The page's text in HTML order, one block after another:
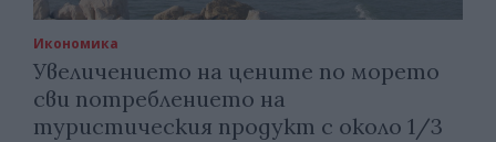
Икономика
Увеличението на цените по морето
сви потреблението на
туристическия продукт с около 1/3